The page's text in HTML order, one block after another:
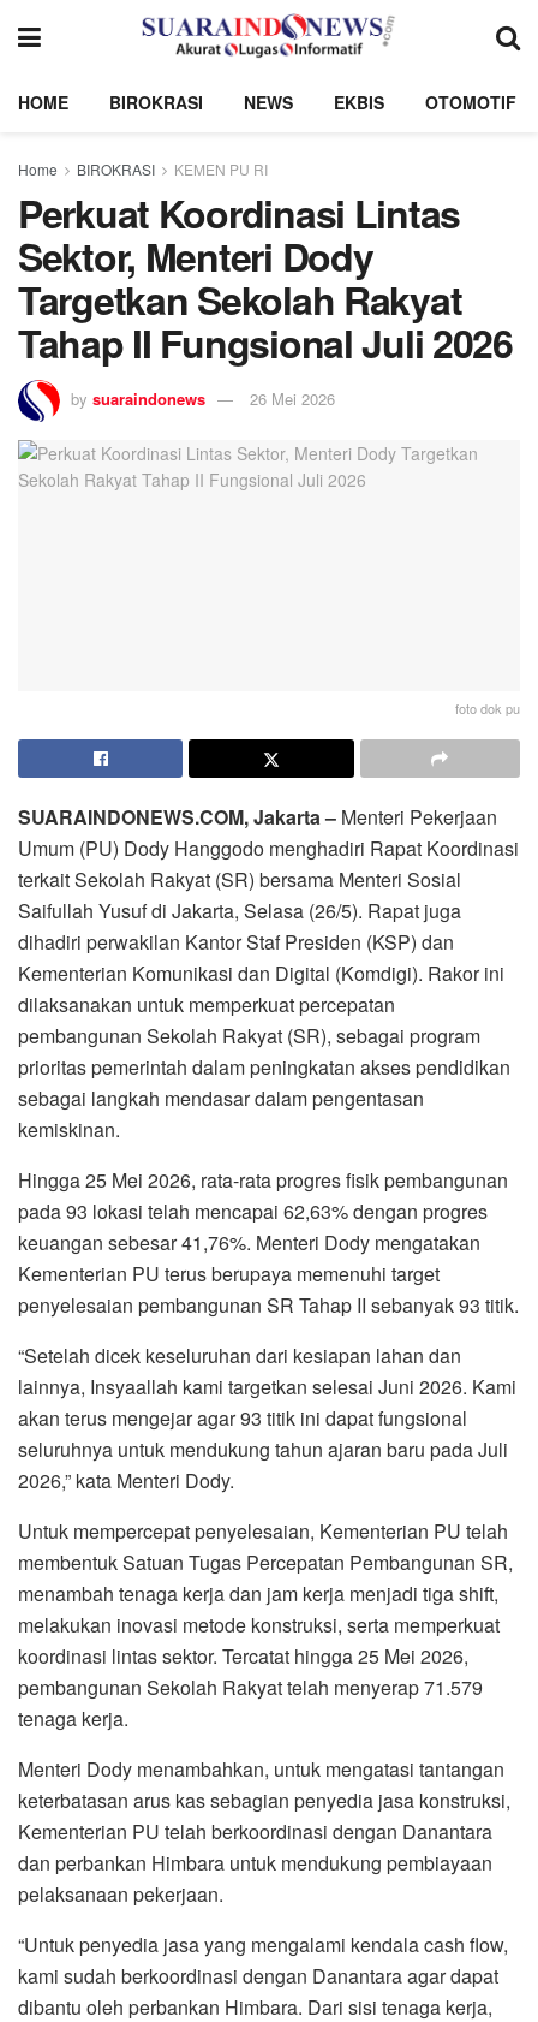
HOME BIROKRASI NEWS EKBIS OTOMOTIF
Home BIROKRASI KEMEN PU RI
Perkuat Koordinasi Lintas
Sektor, Menteri Dody
Targetkan Sekolah Rakyat
Tahap II Fungsional Juli 2026
by suaraindonews 26 Mei 2026
foto dok pu
SUARAINDONEWS.COM, Jakarta – Menteri Pekerjaan
Umum (PU) Dody Hanggodo menghadiri Rapat Koordinasi
terkait Sekolah Rakyat (SR) bersama Menteri Sosial
Saifullah Yusuf di Jakarta, Selasa (26/5). Rapat juga
dihadiri perwakilan Kantor Staf Presiden (KSP) dan
Kementerian Komunikasi dan Digital (Komdigi). Rakor ini
dilaksanakan untuk memperkuat percepatan
pembangunan Sekolah Rakyat (SR), sebagai program
prioritas pemerintah dalam peningkatan akses pendidikan
sebagai langkah mendasar dalam pengentasan
kemiskinan.
Hingga 25 Mei 2026, rata-rata progres fisik pembangunan
pada 93 lokasi telah mencapai 62,63% dengan progres
keuangan sebesar 41,76%. Menteri Dody mengatakan
Kementerian PU terus berupaya memenuhi target
penyelesaian pembangunan SR Tahap II sebanyak 93 titik.
“Setelah dicek keseluruhan dari kesiapan lahan dan
lainnya, Insyaallah kami targetkan selesai Juni 2026. Kami
akan terus mengejar agar 93 titik ini dapat fungsional
seluruhnya untuk mendukung tahun ajaran baru pada Juli
2026,” kata Menteri Dody.
Untuk mempercepat penyelesaian, Kementerian PU telah
membentuk Satuan Tugas Percepatan Pembangunan SR,
menambah tenaga kerja dan jam kerja menjadi tiga shift,
melakukan inovasi metode konstruksi, serta memperkuat
koordinasi lintas sektor. Tercatat hingga 25 Mei 2026,
pembangunan Sekolah Rakyat telah menyerap 71.579
tenaga kerja.
Menteri Dody menambahkan, untuk mengatasi tantangan
keterbatasan arus kas sebagian penyedia jasa konstruksi,
Kementerian PU telah berkoordinasi dengan Danantara
dan perbankan Himbara untuk mendukung pembiayaan
pelaksanaan pekerjaan.
“Untuk penyedia jasa yang mengalami kendala cash flow,
kami sudah berkoordinasi dengan Danantara agar dapat
dibantu oleh perbankan Himbara. Dari sisi tenaga kerja,